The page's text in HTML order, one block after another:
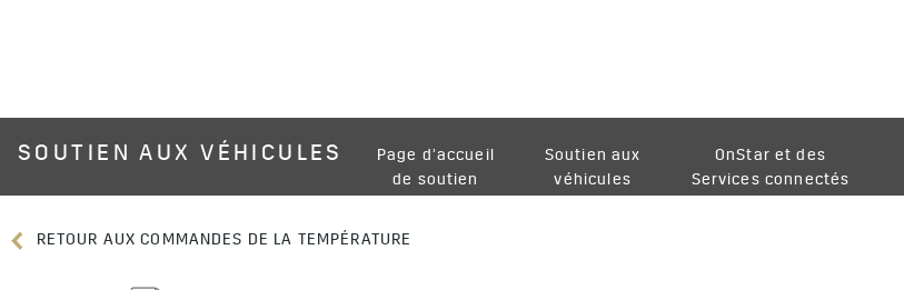
SOUTIEN AUX VÉHICULES
Page d’accueil
de soutien
Soutien aux
véhicules
OnStar et des
Services connectés
RETOUR AUX COMMANDES DE LA TEMPÉRATURE